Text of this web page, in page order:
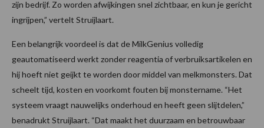
zijn bedrijf. Zo worden afwijkingen snel zichtbaar, en kun je gericht
ingrijpen,” vertelt Struijlaart.
Een belangrijk voordeel is dat de MilkGenius volledig
geautomatiseerd werkt zonder reagentia of verbruiksartikelen en
hij hoeft niet geijkt te worden door middel van melkmonsters. Dat
scheelt tijd, kosten en voorkomt fouten bij monstername. “Het
systeem vraagt nauwelijks onderhoud en heeft geen slijtdelen,”
benadrukt Struijlaart. “Dat maakt het duurzaam en betrouwbaar